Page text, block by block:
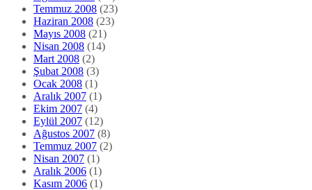
Temmuz 2008 (23)
Haziran 2008 (23)
Mayıs 2008 (21)
Nisan 2008 (14)
Mart 2008 (2)
Şubat 2008 (3)
Ocak 2008 (1)
Aralık 2007 (1)
Ekim 2007 (4)
Eylül 2007 (12)
Ağustos 2007 (8)
Temmuz 2007 (2)
Nisan 2007 (1)
Aralık 2006 (1)
Kasım 2006 (1)